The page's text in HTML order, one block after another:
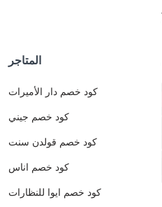
المتاجر
كود خصم دار الأميرات
كود خصم جيني
كود خصم قولدن سنت
كود خصم اناس
كود خصم ايوا للنظارات